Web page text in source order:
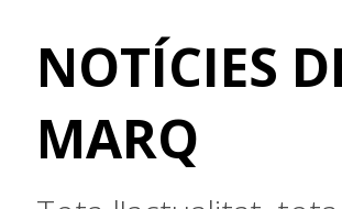
NOTÍCIES
MARQ